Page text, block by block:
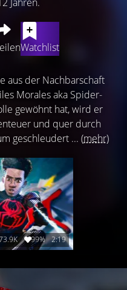
Watchlist
aus der Nachbarschaft
Morales aka Spider-
gewöhnt hat, wird er
und quer durch
geschleudert ... (mehr)
99% 2:19